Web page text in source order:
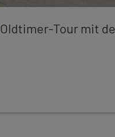
Oldtimer-Tour mit